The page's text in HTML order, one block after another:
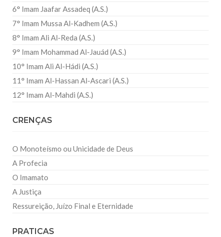
6° Imam Jaafar Assadeq (A.S.)
7° Imam Mussa Al-Kadhem (A.S.)
8° Imam Ali Al-Reda (A.S.)
9° Imam Mohammad Al-Jauád (A.S.)
10° Imam Ali Al-Hádi (A.S.)
11° Imam Al-Hassan Al-Ascari (A.S.)
12° Imam Al-Mahdi (A.S.)
CRENÇAS
O Monoteísmo ou Unicidade de Deus
A Profecia
O Imamato
A Justiça
Ressureição, Juízo Final e Eternidade
PRATICAS